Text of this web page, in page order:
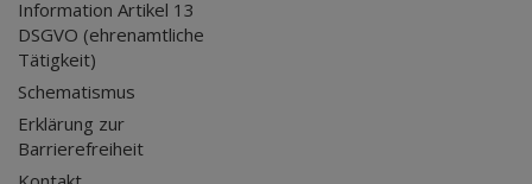
Information Artikel 13
DSGVO (ehrenamtliche
Tätigkeit)
Schematismus
Erklärung zur
Barrierefreiheit